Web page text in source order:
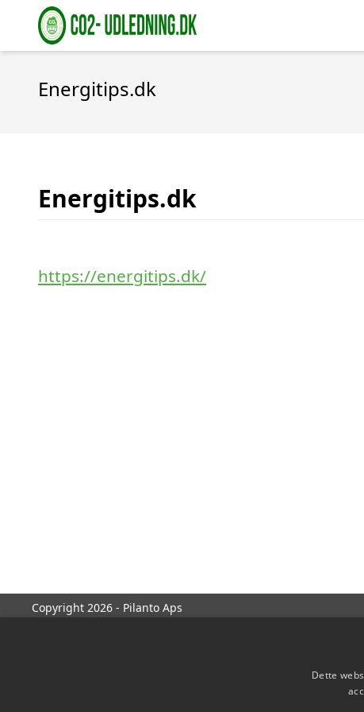
Energitips.dk
Energitips.dk
https://energitips.dk/
Copyright 2026 - Pilanto Aps
Dette